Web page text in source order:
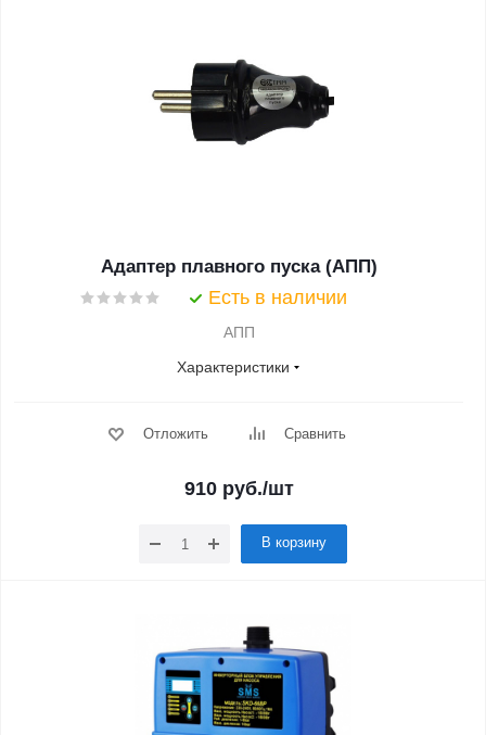
Адаптер плавного пуска (АПП)
Есть в наличии
АПП
Характеристики
Отложить Сравнить
910 руб./шт
В корзину